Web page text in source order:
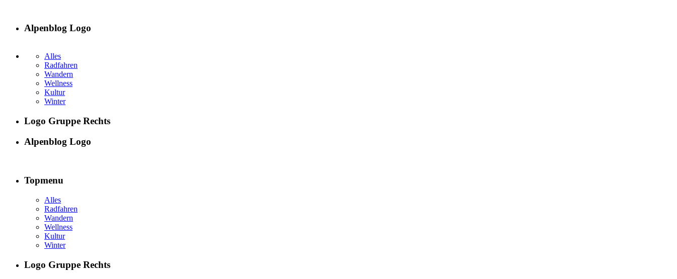
Alpenblog Logo
Alles
Radfahren
Wandern
Wellness
Kultur
Winter
Logo Gruppe Rechts
Alpenblog Logo
Topmenu
Alles
Radfahren
Wandern
Wellness
Kultur
Winter
Logo Gruppe Rechts